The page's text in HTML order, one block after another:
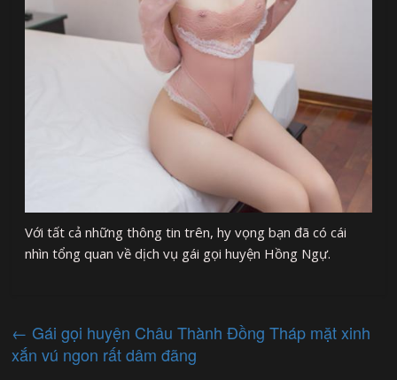
Với tất cả những thông tin trên, hy vọng bạn đã có cái
nhìn tổng quan về dịch vụ gái gọi huyện Hồng Ngự.
← Gái gọi huyện Châu Thành Đồng Tháp mặt xinh
xắn vú ngon rất dâm đãng